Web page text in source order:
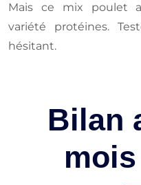
Mais ce mix poulet
variété protéines.
hésitant.
Bilan